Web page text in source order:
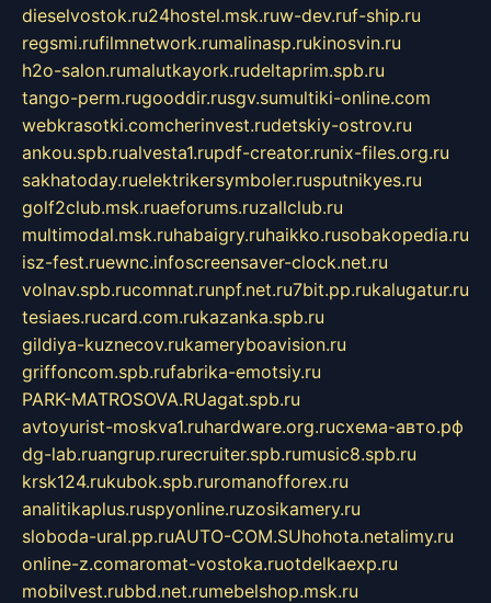
dieselvostok.ru24hostel.msk.ruw-dev.ruf-ship.ru
regsmi.rufilmnetwork.rumalinasp.rukinosvin.ru
h2o-salon.rumalutkayork.rudeltaprim.spb.ru
tango-perm.rugooddir.rusgv.sumultiki-online.com
webkrasotki.comcherinvest.rudetskiy-ostrov.ru
ankou.spb.rualvesta1.rupdf-creator.runix-files.org.ru
sakhatoday.ruelektrikersymboler.rusputnikyes.ru
golf2club.msk.ruaeforums.ruzallclub.ru
multimodal.msk.ruhabaigry.ruhaikko.rusobakopedia.ru
isz-fest.ruewnc.infoscreensaver-clock.net.ru
volnav.spb.rucomnat.runpf.net.ru7bit.pp.rukalugatur.ru
tesiaes.rucard.com.rukazanka.spb.ru
gildiya-kuznecov.rukameryboavision.ru
griffoncom.spb.rufabrika-emotsiy.ru
PARK-MATROSOVA.RUagat.spb.ru
avtoyurist-moskva1.ruhardware.org.ruсхема-авто.рф
dg-lab.ruangrup.rurecruiter.spb.rumusic8.spb.ru
krsk124.rukubok.spb.ruromanofforex.ru
analitikaplus.ruspyonline.ruzosikamery.ru
sloboda-ural.pp.ruAUTO-COM.SUhohota.netalimy.ru
online-z.comaromat-vostoka.ruotdelkaexp.ru
mobilvest.rubbd.net.rumebelshop.msk.ru